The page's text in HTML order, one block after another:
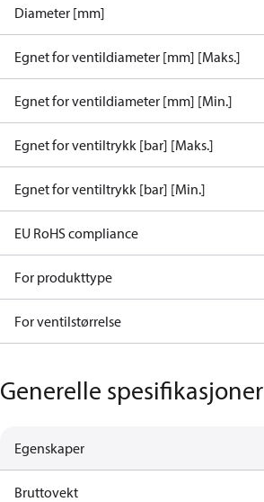
Diameter [mm]
Egnet for ventildiameter [mm] [Maks.]
Egnet for ventildiameter [mm] [Min.]
Egnet for ventiltrykk [bar] [Maks.]
Egnet for ventiltrykk [bar] [Min.]
EU RoHS compliance
For produkttype
For ventilstørrelse
Generelle spesifikasjoner
Egenskaper
Bruttovekt